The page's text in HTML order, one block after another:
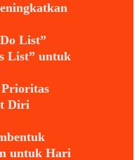
List”
List” untuk
Prioritas
Diri
untuk Hari